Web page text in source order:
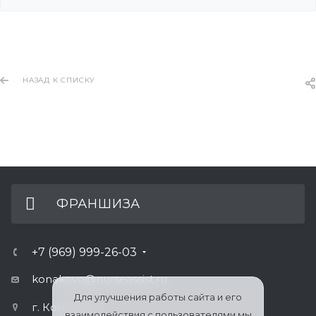
НАЗАД К СПИСКУ
ФРАНШИЗА
+7 (969) 999-26-03
konakovo@nurseassist.ru
г. Конаково
Для улучшения работы сайта и его